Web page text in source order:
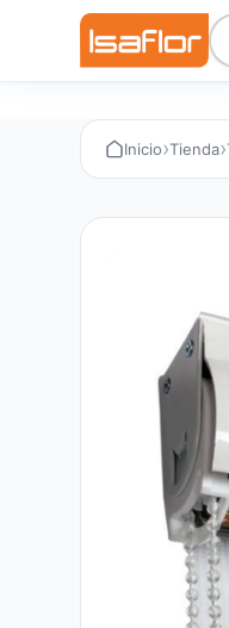
Inicio›Tienda›